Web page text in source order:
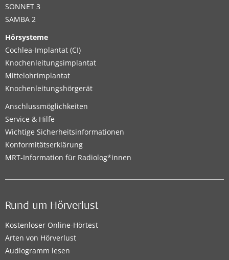
SONNET 3
SAMBA 2
Hörsysteme
Cochlea-Implantat (CI)
Knochenleitungsimplantat
Mittelohrimplantat
Knochenleitungshörgerät
Anschlussmöglichkeiten
Service & Hilfe
Wichtige Sicherheitsinformationen
Konformitätserklärung
MRT-Information für Radiolog*innen
Rund um Hörverlust
Kostenloser Online-Hörtest
Arten von Hörverlust
Audiogramm lesen